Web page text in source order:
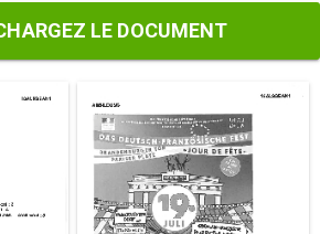
LE DOCUMENT